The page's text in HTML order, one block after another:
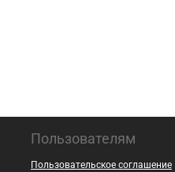
Пользователям
Пользовательское соглашение